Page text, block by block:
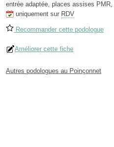
entrée adaptée, places assises
uniquement sur RDV
Recommander cette podologue
Améliorer cette fiche
Autres podologues au Poinçonnet